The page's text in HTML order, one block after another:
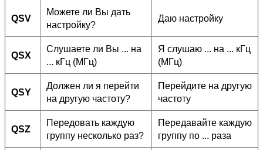
QSV
Можете ли Вы дать
настройку?
Даю настройку
QSX
Слушаете ли Вы ... на
... кГц (МГц)
Я слушаю ... на ... кГц
(МГц)
QSY
Должен ли я перейти
на другую частоту?
Перейдите на другую
частоту
QSZ
Передовать каждую
группу несколько раз?
Передавайте каждую
группу по ... раза